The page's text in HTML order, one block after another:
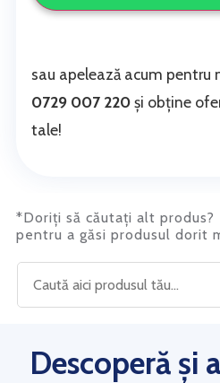
sau apelează acum
0729 007 220și obține
tale!
*Doriți să căutați alt produs?
pentru a găsi produsul dorit
Descoperă și